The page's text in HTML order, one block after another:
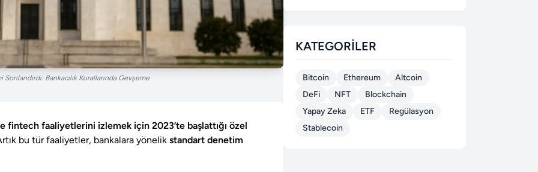
Bankacılık Kurallarında Gevşeme
fintech faaliyetlerini izlemek için 2023’te başlattığı özel
bu tür faaliyetler, bankalara yönelik standart denetim
KATEGORILER
Bitcoin Ethereum
Altcoin
DeFi
NFT
Blockchain
Yapay Zeka
ETF
Regülasyon
Stablecoin